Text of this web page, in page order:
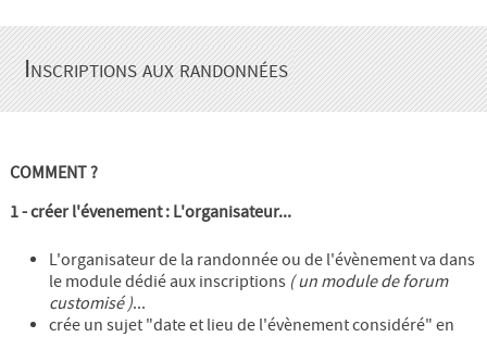
Inscriptions aux randonnées
COMMENT ?
1 - créer l'évenement : L'organisateur...
L'organisateur de la randonnée ou de l'évènement va dans
le module dédié aux inscriptions ( un module de forum
customisé )...
crée un sujet "date et lieu de l'évènement considéré" en